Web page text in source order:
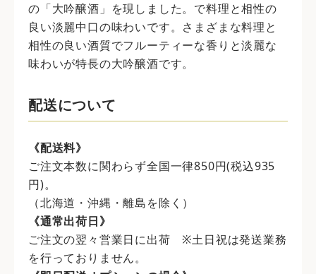
の「大吟醸酒」を現しました。で料理と相性の
良い淡麗中口の味わいです。さまざまな料理と
相性の良い酒質でフルーティーな香りと淡麗な
味わいが特長の大吟醸酒です。
配送について
《配送料》
ご注文本数に関わらず全国一律850円(税込935
円)。
（北海道・沖縄・離島を除く）
《通常出荷日》
ご注文の翌々営業日に出荷 ※土日祝は発送業務
を行っておりません。